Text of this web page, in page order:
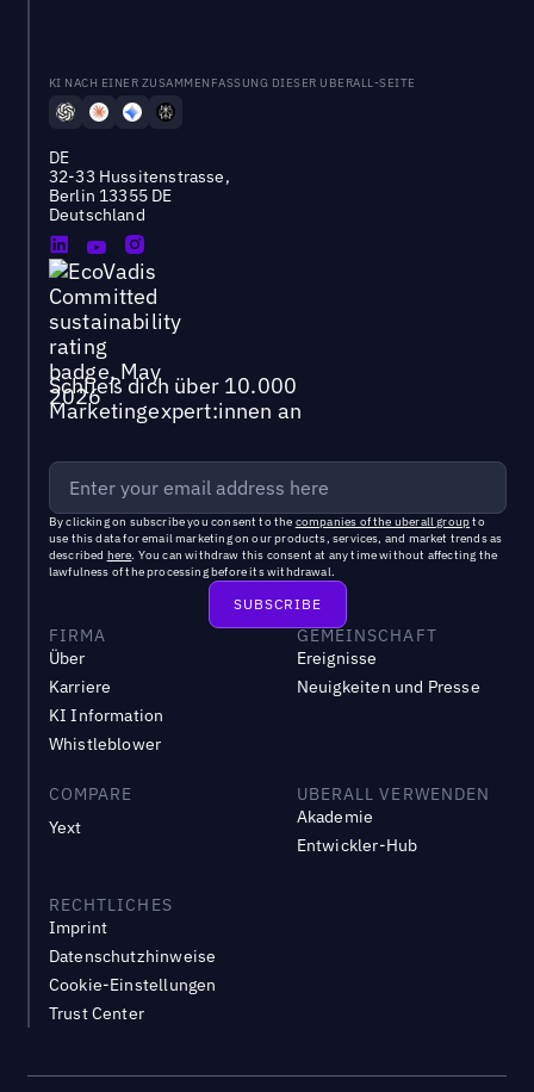
KI NACH EINER ZUSAMMENFASSUNG DIESER UBERALL-SEITE
DE
32-33 Hussitenstrasse,
Berlin 13355 DE
Deutschland
Schließ dich über 10.000
Marketingexpert:innen an
By clicking on subscribe you consent to the companies of the uberall groupto
use this data for email marketing on our products, services, and market trends as
described here. You can withdraw this consent at any time without affecting the
lawfulness of the processing before its withdrawal.
FIRMA
Über
Karriere
KI Information
Whistleblower
GEMEINSCHAFT
Ereignisse
Neuigkeiten und Presse
COMPARE
Yext
UBERALL VERWENDEN
Akademie
Entwickler-Hub
RECHTLICHES
Imprint
Datenschutzhinweise
Cookie-Einstellungen
Trust Center